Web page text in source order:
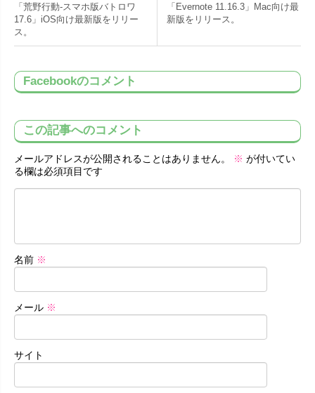
「荒野行動-スマホ版バトロワ
17.6」iOS向け最新版をリリー
ス。
「Evernote 11.16.3」Mac向け最
新版をリリース。
Facebookのコメント
この記事へのコメント
メールアドレスが公開されることはありません。 ※ が付いてい
る欄は必須項目です
名前 ※
メール ※
サイト